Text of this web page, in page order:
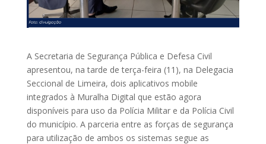
A Secretaria de Segurança Pública e Defesa Civil
apresentou, na tarde de terça-feira (11), na Delegacia
Seccional de Limeira, dois aplicativos mobile
integrados à Muralha Digital que estão agora
disponíveis para uso da Polícia Militar e da Polícia Civil
do município. A parceria entre as forças de segurança
para utilização de ambos os sistemas segue as